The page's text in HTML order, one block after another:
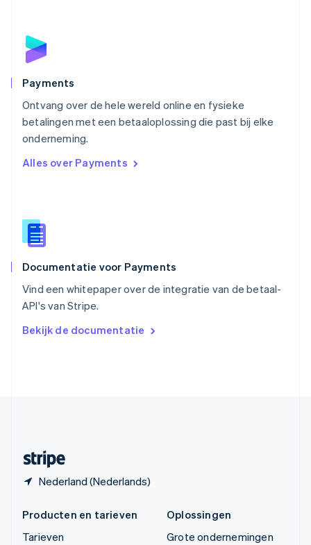
Payments
Ontvang over de hele wereld online en fysieke
betalingen met een betaaloplossing die past bij elke
onderneming.
Alles over Payments
Documentatie voor Payments
Vind een whitepaper over de integratie van de betaal-
API's van Stripe.
Bekijk de documentatie
Nederland (Nederlands)
Polen
English
Português
English
Singapore
English简体中文
EnglishItaliano
Español
Thailand
Tsjechië
Vasteland van China
简体中文English
English
Producten en tarieven
Tarieven
Oplossingen
Grote ondernemingen